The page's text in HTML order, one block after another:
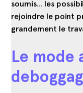
soumis… les
rejoindre le point
grandement le
Le mode